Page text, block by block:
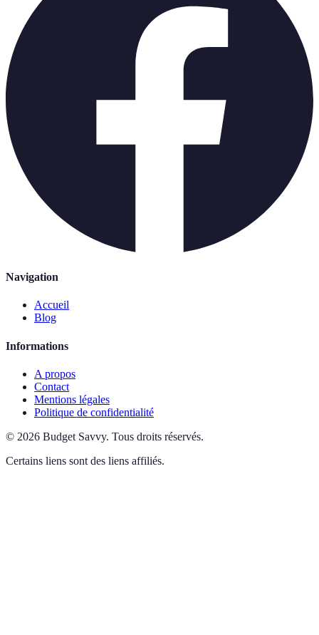
Navigation
Accueil
Blog
Informations
A propos
Contact
Mentions légales
Politique de confidentialité
© 2026 Budget Savvy. Tous droits réservés.
Certains liens sont des liens affiliés.